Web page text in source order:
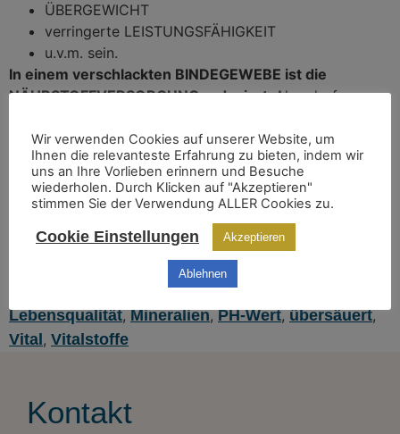
ÜBERGEWICHT
verringerte LEISTUNGSFÄHIGKEIT
u.v.m. sein.
In einem verschlackten BINDEGEWEBE ist die
NÄHRSTOFFVERSORGUNG reduziert.Also darf man
ENTSÄUERUNGSKUR entgegenwirken.
Herzliche Grüße,
Daniela Feselmayer
VerschlagwortetAbnehmen basisch,Detoxing
Entschlacken
,gesundeernährung
Lebensqualität,Mineralien,PH-Wert,übersäuert,
Vital, Vitalstoffe
Kontakt
Wir verwenden Cookies auf unserer Website, um
Ihnen die relevanteste Erfahrung zu bieten, indem wir
uns an Ihre Vorlieben erinnern und Besuche
wiederholen. Durch Klicken auf "Akzeptieren"
stimmen Sie der Verwendung ALLER Cookies zu.
Cookie Einstellungen Akzeptieren
Ablehnen